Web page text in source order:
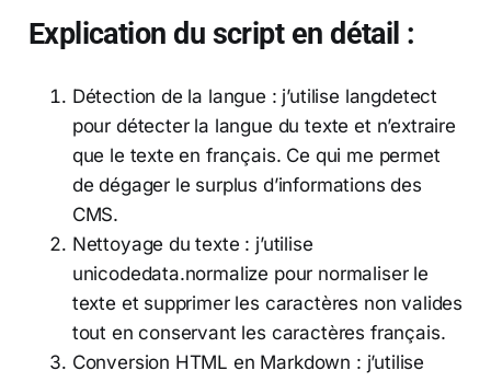
Explication du script en détail :
Détection de la langue : j’utilise langdetect
pour détecter la langue du texte et n’extraire
que le texte en français. Ce qui me permet
de dégager le surplus d’informations des
CMS.
Nettoyage du texte : j’utilise
unicodedata.normalize pour normaliser le
texte et supprimer les caractères non valides
tout en conservant les caractères français.
Conversion HTML en Markdown : j’utilise